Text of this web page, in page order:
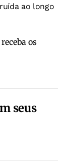
ao longo
os
seus